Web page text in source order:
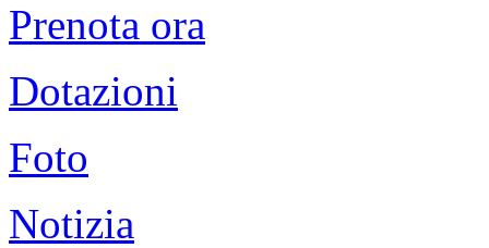
Prenota ora
Dotazioni
Foto
Notizia